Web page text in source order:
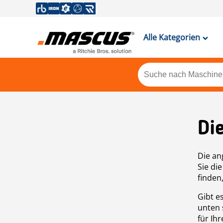
Alle Kategorien
Die
Sie
Gibt
unten
für